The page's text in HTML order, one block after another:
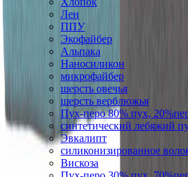
Лен
ППУ
Экофайбер
Альпака
Наносиликон
микрофайбер
шерсть овечья
шерсть верблюжья
Пух-перо 80% пух,
синтетический лебяжий
Эвкалипт
силиконизированное
Вискоза